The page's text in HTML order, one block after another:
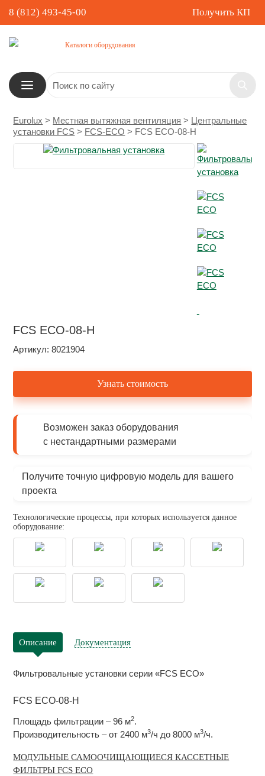
8 (812) 493-45-00 Получить КП
Каталоги оборудования
Eurolux > Местная вытяжная вентиляция > Центральные
установки FCS > FCS-ECO > FCS ECO-08-H
FCS ECO-08-H
Артикул: 8021904
Узнать стоимость
Возможен заказ оборудования
с нестандартными размерами
Получите точную цифровую модель для вашего
проекта
Технологические процессы, при которых используется данное
оборудование:
Описание Документация
Фильтровальные установки серии «FCS ECO»
FCS ECO-08-H
Площадь фильтрации – 96 м2.
Производительность – от 2400 м3/ч до 8000 м3/ч.
МОДУЛЬНЫЕ САМООЧИЩАЮЩИЕСЯ КАССЕТНЫЕ
ФИЛЬТРЫ FCS ECO